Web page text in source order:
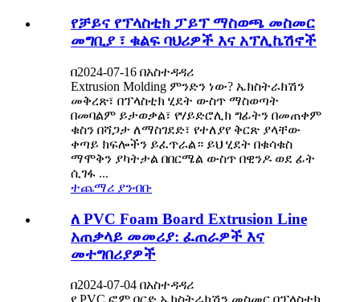
የቻይና የፕላስቲክ ፓይፕ ማስወጫ መስመር
መግቢያ ፣ ቁልፍ ባህሪዎች እና አፕሊኬሽኖች
በ2024-07-16 በአስተዳዳሪ
Extrusion Molding ምንድን ነው? ኤክስትራክሽን
መቅረጽ፣ በፕላስቲክ ሂደት ውስጥ ማስወጣት
በመባልም ይታወቃል፣ የሃይድሮሊክ ግፊትን በመጠቀም
ቁስን በሻጋታ ለማስገደድ፣ የተለያየ ቅርጽ ያላቸው
ቀጣይ ክፍሎችን ይፈጥራል። ይህ ሂደት በቁሳቁስ
ማሞቅን ያካትታል በበርሜል ውስጥ በዊንዶ ወደ ፊት
ሲገፋ ...
ተጨማሪ ያንብቡ
ለ PVC Foam Board Extrusion Line
አጠቃላይ መመሪያ: ፈጠራዎች እና
መተግበሪያዎች
በ2024-07-04 በአስተዳዳሪ